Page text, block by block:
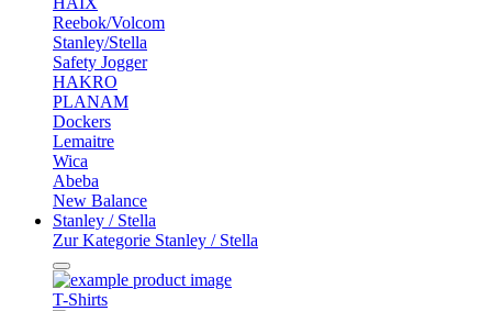
Reebok/Volcom
Stanley/Stella
Safety Jogger
HAKRO
PLANAM
Dockers
Lemaitre
Wica
Abeba
New Balance
Stanley / Stella
Zur Kategorie Stanley / Stella
T-Shirts